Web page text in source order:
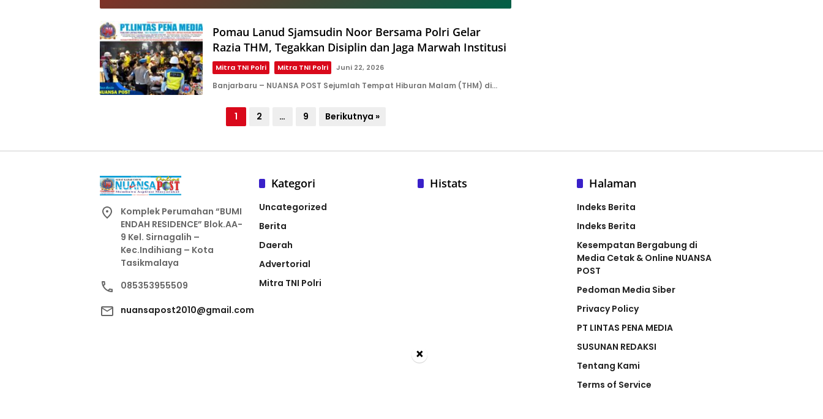
Pomau Lanud Sjamsudin Noor Bersama Polri Gelar
Razia THM, Tegakkan Disiplin dan Jaga Marwah Institusi
Mitra TNI Polri Mitra TNI Polri Juni 22, 2026
Banjarbaru – NUANSA POST Sejumlah Tempat Hiburan Malam (THM) di…
1 2 … 9 Berikutnya »
Komplek Perumahan “BUMI
ENDAH RESIDENCE” Blok.AA-
9 Kel. Sirnagalih –
Kec.Indihiang – Kota
Tasikmalaya
085353955509
nuansapost2010@gmail.com
Kategori
Uncategorized
Berita
Daerah
Advertorial
Mitra TNI Polri
Histats Halaman
Indeks Berita
Indeks Berita
Kesempatan Bergabung di
Media Cetak & Online NUANSA
POST
Pedoman Media Siber
Privacy Policy
PT LINTAS PENA MEDIA
SUSUNAN REDAKSI
Tentang Kami
Terms of Service
×